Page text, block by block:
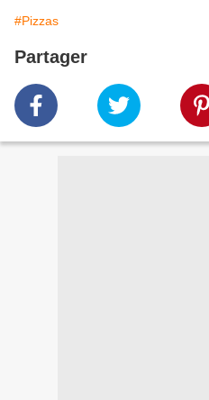
#Pizzas
Partager